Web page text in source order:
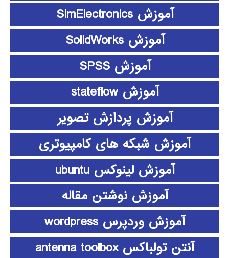
آموزش SimElectronics
آموزش SolidWorks
آموزش SPSS
آموزش stateflow
آموزش پردازش تصویر
آموزش شبکه های کامپیوتری
آموزش لینوکس ubuntu
آموزش نوشتن مقاله
آموزش وردپرس wordpress
آنتن تولباکس antenna toolbox